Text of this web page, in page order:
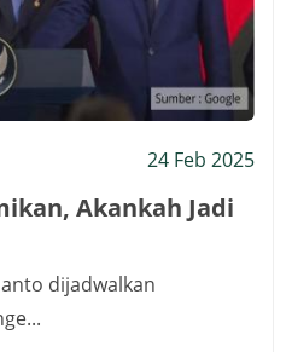
24 Feb 2025
Akankah Jadi
dijadwalkan